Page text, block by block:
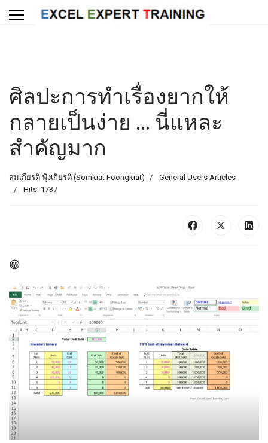
ศิลปะการทำเรื่องยากให้
กลายเป็นง่าย ... นี่แหละ
สำคัญมาก
สมเกียรติ ฟุ้งเกียรติ (Somkiat Foongkiat)
General Users Articles
Hits: 1737
😁